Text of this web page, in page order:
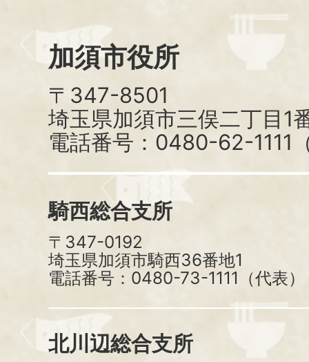
加須市役所
〒347-8501
埼玉県加須市三俣二丁目1
電話番号：0480-62-1111
騎西総合支所
〒347-0192
埼玉県加須市騎西36番地1
電話番号：0480-73-1111（代表）
北川辺総合支所